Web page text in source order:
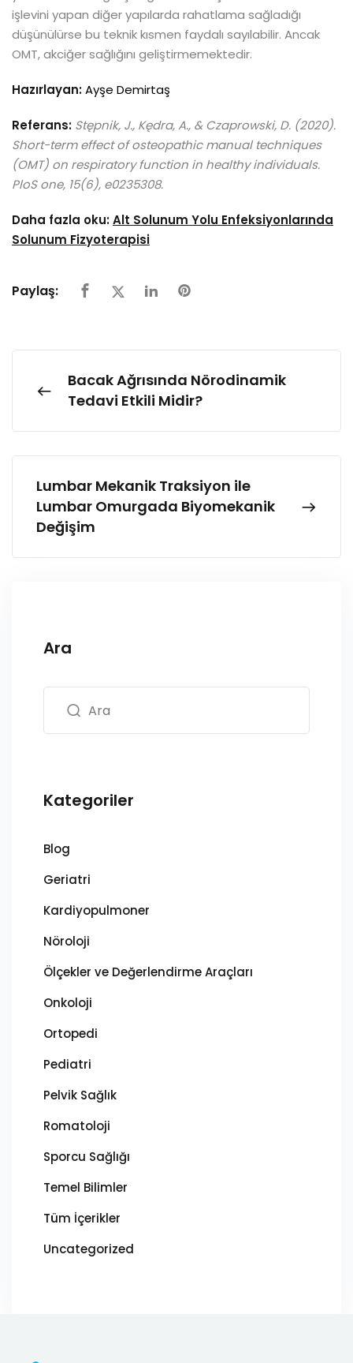
işlevini yapan diğer yapılarda rahatlama sağladığı
düşünülürse bu teknik kısmen faydalı sayılabilir. Ancak
OMT, akciğer sağlığını geliştirmemektedir.
Hazırlayan:Ayşe Demirtaş
Referans: Stępnik, J., Kędra, A., & Czaprowski, D. (2020).
Short-term effect of osteopathic manual techniques
(OMT) on respiratory function in healthy individuals.
PloS one, 15(6), e0235308.
Daha fazla oku:Alt Solunum Yolu Enfeksiyonlarında
Solunum Fizyoterapisi
Paylaş:
Bacak Ağrısında Nörodinamik
Tedavi Etkili Midir?
Lumbar Mekanik Traksiyon ile
Lumbar Omurgada Biyomekanik
Değişim
Ara
Kategoriler
Blog
Geriatri
Kardiyopulmoner
Nöroloji
Ölçekler ve Değerlendirme Araçları
Onkoloji
Ortopedi
Pediatri
Pelvik Sağlık
Romatoloji
Sporcu Sağlığı
Temel Bilimler
Tüm İçerikler
Uncategorized